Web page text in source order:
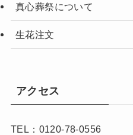
真心葬祭について
生花注文
アクセス
TEL：0120-78-0556